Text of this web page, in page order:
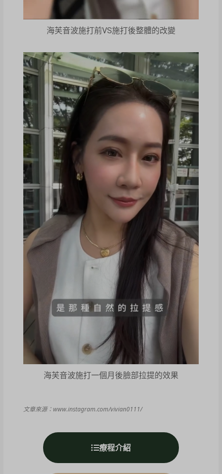
海芙音波施打前VS施打後整體的改變
海芙音波施打一個月後臉部拉提的效果
文章來源：www.instagram.com/vivian0111/
療程介紹